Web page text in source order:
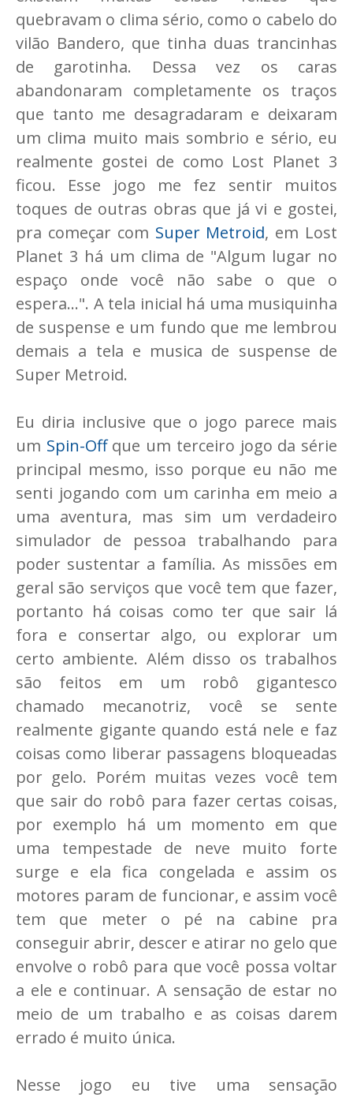
quebravam o clima sério, como o cabelo do
vilão Bandero, que tinha duas trancinhas
de garotinha. Dessa vez os caras
abandonaram completamente os traços
que tanto me desagradaram e deixaram
um clima muito mais sombrio e sério, eu
realmente gostei de como Lost Planet 3
ficou. Esse jogo me fez sentir muitos
toques de outras obras que já vi e gostei,
pra começar com Super Metroid, em Lost
Planet 3 há um clima de "Algum lugar no
espaço onde você não sabe o que o
espera...". A tela inicial há uma musiquinha
de suspense e um fundo que me lembrou
demais a tela e musica de suspense de
Super Metroid.
Eu diria inclusive que o jogo parece mais
um Spin-Offque um terceiro jogo da série
principal mesmo, isso porque eu não me
senti jogando com um carinha em meio a
uma aventura, mas sim um verdadeiro
simulador de pessoa trabalhando para
poder sustentar a família. As missões em
geral são serviços que você tem que fazer,
portanto há coisas como ter que sair lá
fora e consertar algo, ou explorar um
certo ambiente. Além disso os trabalhos
são feitos em um robô gigantesco
chamado mecanotriz, você se sente
realmente gigante quando está nele e faz
coisas como liberar passagens bloqueadas
por gelo. Porém muitas vezes você tem
que sair do robô para fazer certas coisas,
por exemplo há um momento em que
uma tempestade de neve muito forte
surge e ela fica congelada e assim os
motores param de funcionar, e assim você
tem que meter o pé na cabine pra
conseguir abrir, descer e atirar no gelo que
envolve o robô para que você possa voltar
a ele e continuar. A sensação de estar no
meio de um trabalho e as coisas darem
errado é muito única.
Nesse jogo eu tive uma sensação